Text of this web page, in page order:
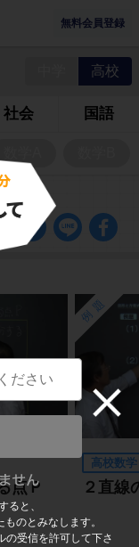
無料会員登録
ると、
ものとみなします。
の受信を許可して下さ
高校
社会 国語
点Ｐ
例題
２直線
高校数